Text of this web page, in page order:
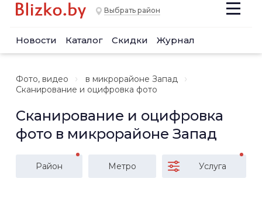
Выбрать район
Новости Каталог Скидки Журнал
Фото, видео
в микрорайоне Запад
Сканирование и оцифровка фото
Сканирование и оцифровка
фото в микрорайоне Запад
Район Метро Услуга